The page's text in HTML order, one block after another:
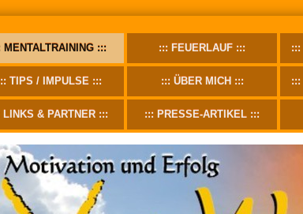
MENTALTRAINING FEUERLAUF
TIPS / IMPULSE ÜBER MICH
LINKS & PARTNER PRESSE-ARTIKEL